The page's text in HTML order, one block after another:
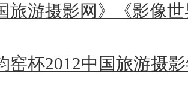
旅游摄影网》《影像
窑杯2012中国旅游摄